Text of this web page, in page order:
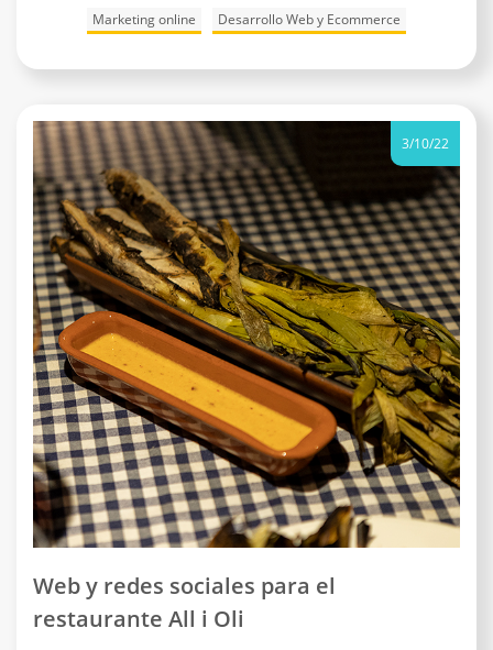
Marketing online Desarrollo Web y Ecommerce
3/10/22
Web y redes sociales para el
restaurante All i Oli